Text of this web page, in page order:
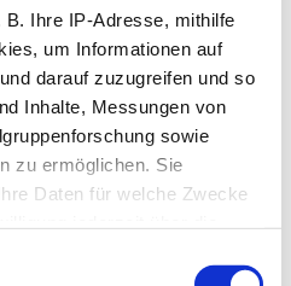
Ihre IP-Adresse, mithilfe
um Informationen auf
darauf zuzugreifen und so
Inhalte, Messungen von
sowie
zu ermöglichen. Sie
Daten für welche Zwecke
widerrufen
Atego
Athlet